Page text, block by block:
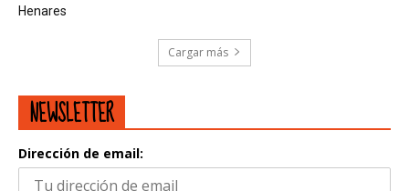
Henares
Cargar más
NEWSLETTER
Dirección de email: